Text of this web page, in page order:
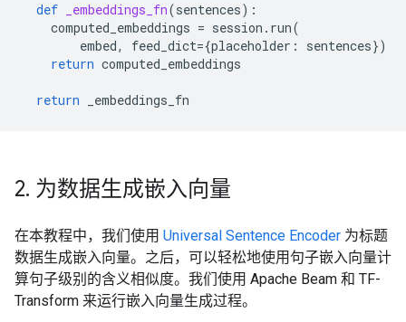
def _embeddings_fn(sentences):
computed_embeddings = session . run(
embed, feed_dict={placeholder : sentences})
return computed_embeddings
return _embeddings_fn
2. 为数据生成嵌入向量
在本教程中，我们使用 Universal Sentence Encoder 为标题
数据生成嵌入向量。之后，可以轻松地使用句子嵌入向量计
算句子级别的含义相似度。我们使用 Apache Beam 和 TF-
Transform 来运行嵌入向量生成过程。